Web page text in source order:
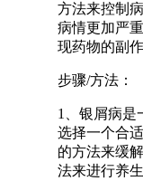
方法来控制
病情更加严
现药物的副作
步骤/方法：
1、银屑病是
选择一个合
的方法来缓
法来进行养